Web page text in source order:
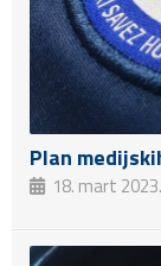
Plan
18. mart 2023.